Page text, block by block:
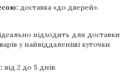
доставка «до дверей».
підходить для доставки
у найвіддаленіші куточки
від 2 до 5 днів.